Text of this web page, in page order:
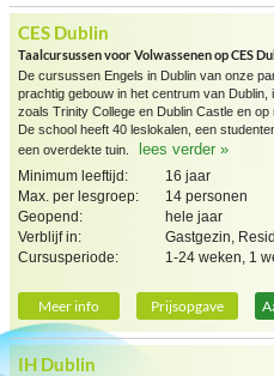
CES Dublin
Taalcursussen voor Volwassenen op CES
De cursussen Engels in Dublin van onze
prachtig gebouw in het centrum van
zoals Trinity College en Dublin Castle en
De school heeft 40 leslokalen, een
een overdekte tuin.
lees verder »
Minimum leeftijd:
16 jaar
Max. per lesgroep:
14 personen
Geopend:
hele jaar
Verblijf in:
Gastgezin,
Cursusperiode:
1-24 weken, 1
Meer info Prijsopgave
IH Dublin